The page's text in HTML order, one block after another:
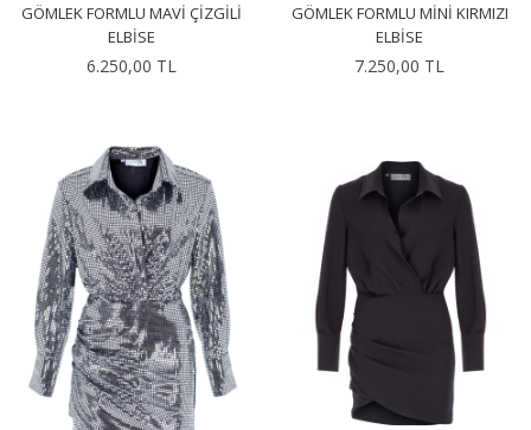
GÖMLEK FORMLU MAVI ÇIZGILI
ELBISE
6.250,00 TL
GÖMLEK FORMLU MINI KIRMIZI
ELBISE
7.250,00 TL